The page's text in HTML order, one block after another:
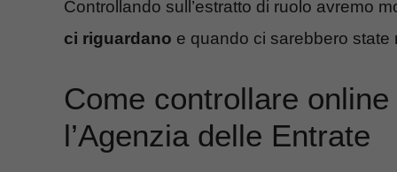
Controllando sull’estratto di ruolo avremo
ci riguardano e quando ci sarebbero state
Come controllare
l’Agenzia delle Entrate